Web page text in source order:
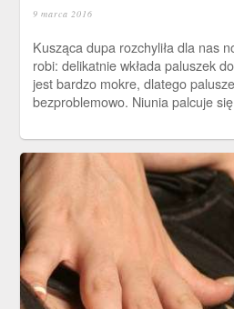
9 marca 2016
Kusząca dupa rozchyliła dla nas
robi: delikatnie wkłada paluszek
jest bardzo mokre, dlatego
bezproblemowo. Niunia palcuje